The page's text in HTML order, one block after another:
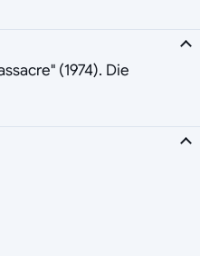
(1974). Die